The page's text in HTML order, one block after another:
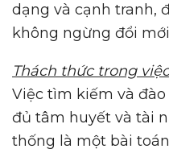
dạng và cạnh tranh,
không ngừng đổi
Thách thức trong
Việc tìm kiếm và
đủ tâm huyết và tài
thống là một bài